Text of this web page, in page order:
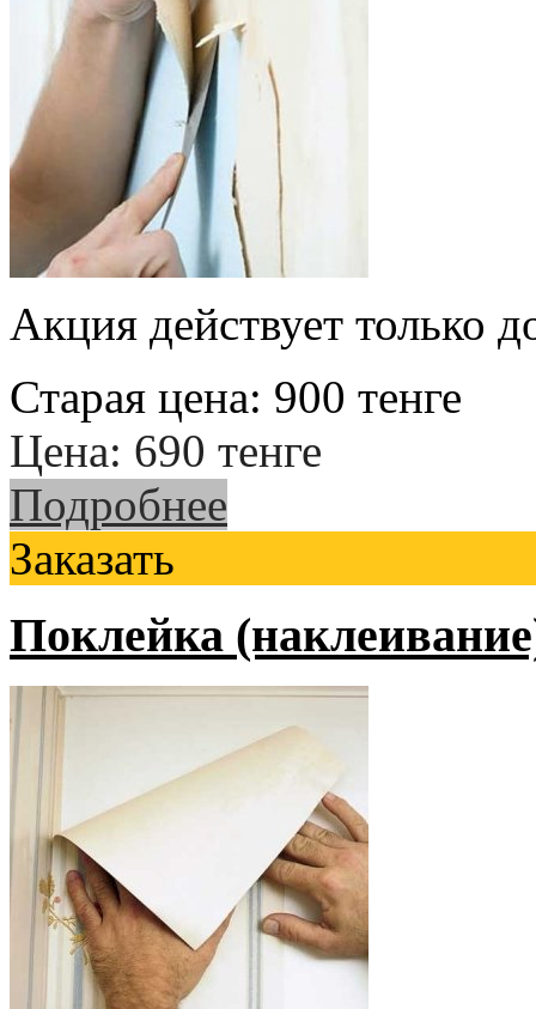
Акция действует только
Старая цена: 900 тенге
Цена: 690 тенге
Подробнее
Заказать
Поклейка